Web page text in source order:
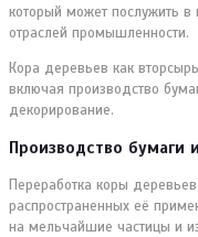
который может послужить в
отраслей промышленности.
Кора деревьев как
включая производство
декорирование.
Производство бумаги
Переработка коры
распространенных её
на мельчайшие частицы и